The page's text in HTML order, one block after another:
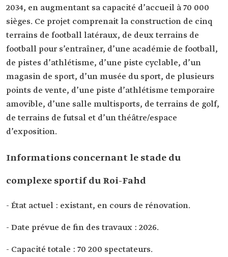
2034, en augmentant sa capacité d’accueil à 70 000
sièges. Ce projet comprenait la construction de cinq
terrains de football latéraux, de deux terrains de
football pour s’entraîner, d’une académie de football,
de pistes d’athlétisme, d’une piste cyclable, d’un
magasin de sport, d’un musée du sport, de plusieurs
points de vente, d’une piste d’athlétisme temporaire
amovible, d’une salle multisports, de terrains de golf,
de terrains de futsal et d’un théâtre/espace
d’exposition.
Informations concernant le stade du
complexe sportif du Roi-Fahd
- État actuel : existant, en cours de rénovation.
- Date prévue de fin des travaux : 2026.
- Capacité totale : 70 200 spectateurs.